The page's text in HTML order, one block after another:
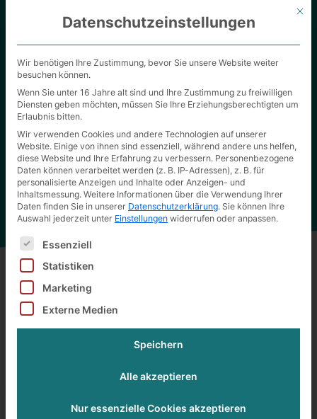
Unsere Verpackungslösungen
Überzeugen Sie sich selbst von der hohen Qualität
unserer Arbeit.
Zurück zu allen Produkten
Bedruckte Memo-Karten als
Im Set mit passendem Karton
Mit
Datenschutzeinstellungen
Wir benötigen Ihre Zustimmung, bevor Sie unsere Website weiter
besuchen können.
Wenn Sie unter 16 Jahre alt sind und Ihre Zustimmung zu freiwilligen
Diensten geben möchten, müssen Sie Ihre Erziehungsberechtigten um
Erlaubnis bitten.
Wir verwenden Cookies und andere Technologien auf unserer
Website. Einige von ihnen sind essenziell, während andere uns helfen,
diese Website und Ihre Erfahrung zu verbessern. Personenbezogene
Daten können verarbeitet werden (z. B. IP-Adressen), z. B. für
personalisierte Anzeigen und Inhalte oder Anzeigen- und
Inhaltsmessung. Weitere Informationen über die Verwendung Ihrer
Daten finden Sie in unserer Datenschutzerklärung. Sie können Ihre
Auswahl jederzeit unter Einstellungen widerrufen oder anpassen.
Es folgt eine Liste der Service-Gruppen, für die eine
Essenziell
Statistiken
Marketing
Externe Medien
Speichern
Alle akzeptieren
Nur essenzielle Cookies akzeptieren